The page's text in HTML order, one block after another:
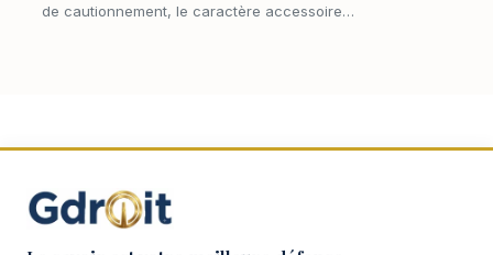
de cautionnement, le caractère accessoire